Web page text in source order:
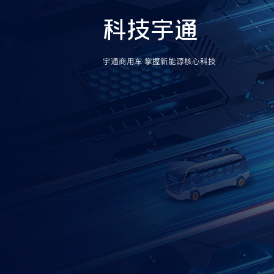
科技宇通
宇通商用车 掌握新能源核心科技